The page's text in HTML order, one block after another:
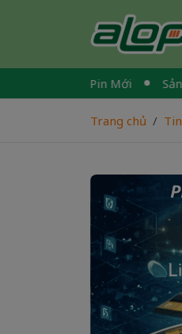
Cũ - Đổi Pin Mới Sản
Trang chủ